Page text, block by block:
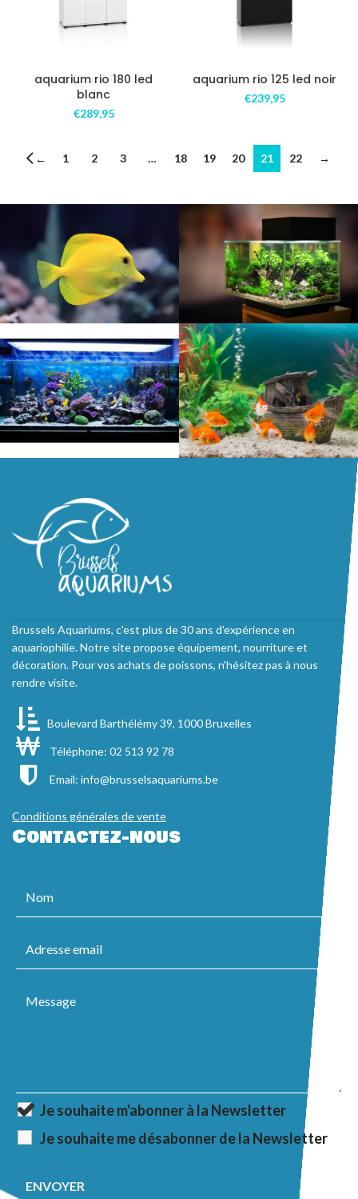
aquarium rio 180 led
blanc
€289,95
aquarium rio 125 led noir
€239,95
← 1 2 3 … 18 19 20 21 22 →
Brussels Aquariums, c'est plus de 30 ans d'expérience en
aquariophilie. Notre site propose équipement, nourriture et
décoration. Pour vos achats de poissons, n'hésitez pas à nous
rendre visite.
Boulevard Barthélémy 39, 1000 Bruxelles
Téléphone: 02 513 92 78
Email: info@brusselsaquariums.be
Conditions générales de vente
Contactez-nous
Je souhaite m'abonner à la Newsletter
Je souhaite me désabonner de la Newsletter